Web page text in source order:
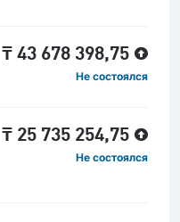
₸ 43 678 398,75
Не состоялся
₸ 25 735 254,75
Не состоялся